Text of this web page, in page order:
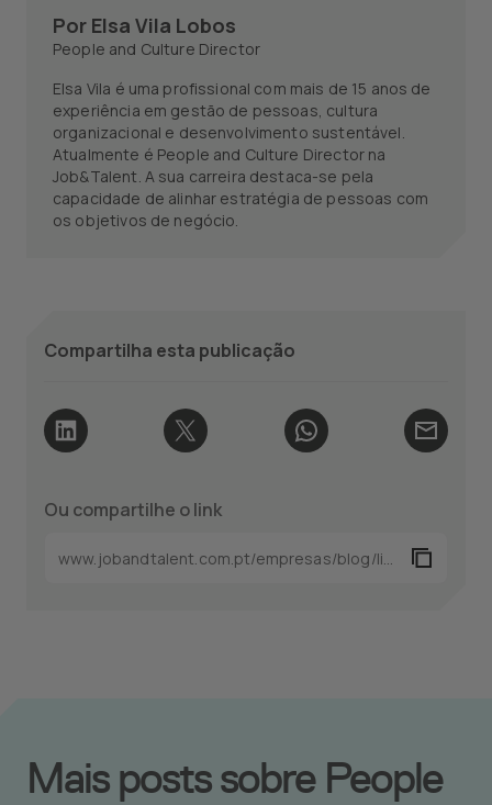
Por Elsa Vila Lobos
People and Culture Director
Elsa Vila é uma profissional com mais de 15 anos de
experiência em gestão de pessoas, cultura
organizacional e desenvolvimento sustentável.
Atualmente é People and Culture Director na
Job&Talent. A sua carreira destaca-se pela
capacidade de alinhar estratégia de pessoas com
os objetivos de negócio.
Compartilha esta publicação
Ou compartilhe o link
Mais posts sobre People